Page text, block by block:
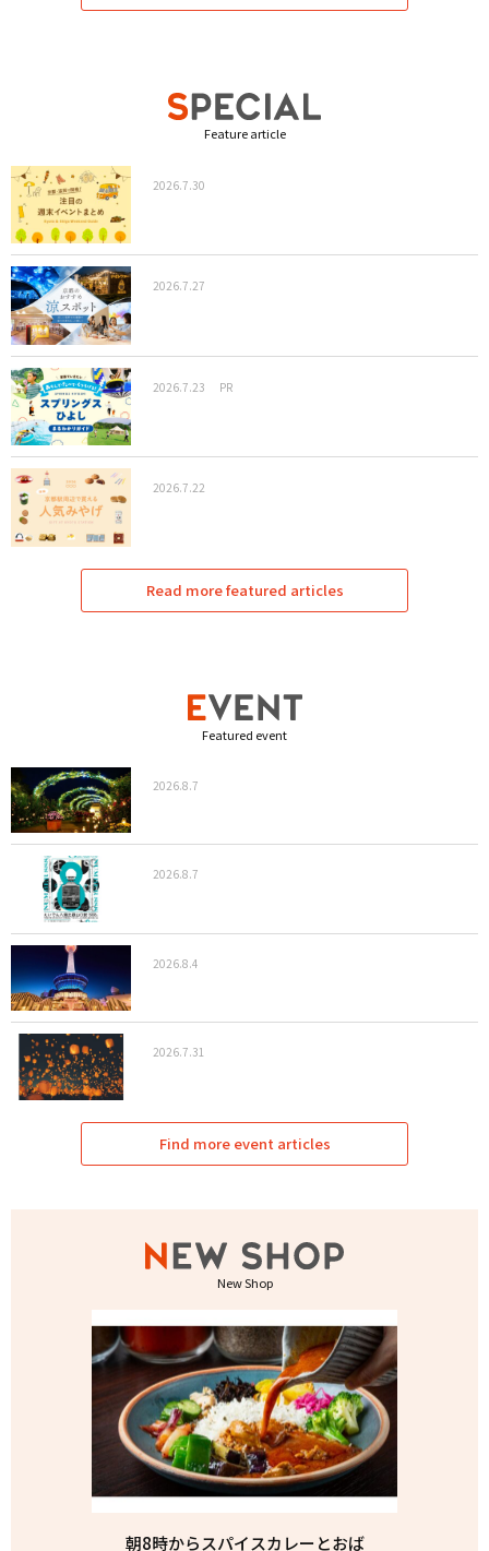
Feature article
2026.7.30
2026.7.27
2026.7.23 PR
2026.7.22
Read more featured articles
Featured event
2026.8.7
2026.8.7
2026.8.4
2026.7.31
Find more event articles
New Shop
朝8時からスパイスカレーとおば